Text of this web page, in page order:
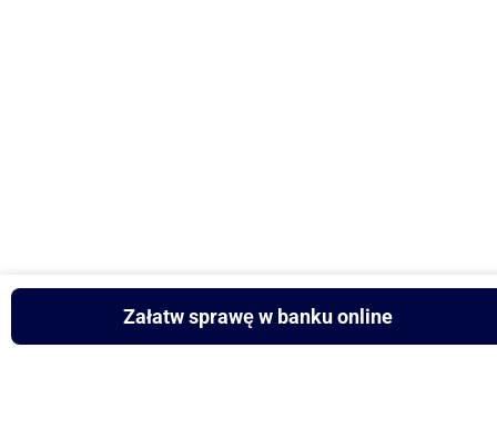
Załatw sprawę w banku online